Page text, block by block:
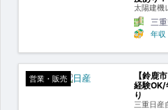
太陽建機
三
年収
営業・販売
【鈴鹿
経験OK/
り
三重日産